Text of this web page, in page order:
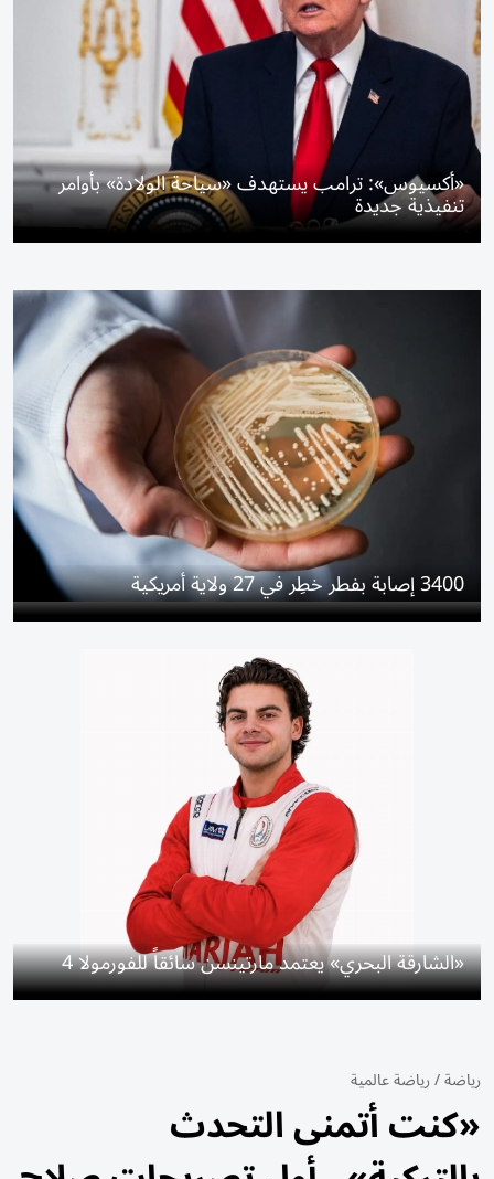
«أكسيوس»: ترامب يستهدف «سياحة الولادة» بأوامر
تنفيذية جديدة
3400 إصابة بفطر خطِر في 27 ولاية أمريكية
«الشارقة البحري» يعتمد مارتينسن سائقاً للفورمولا 4
رياضة/رياضة عالمية
«كنت أتمنى التحدث